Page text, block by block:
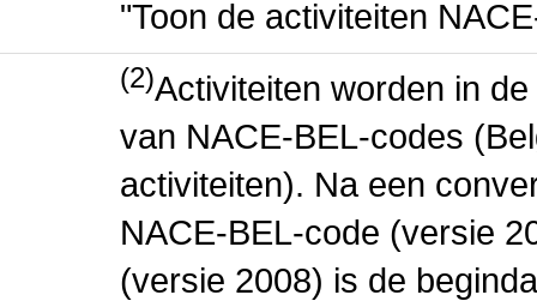
"Toon de activiteiten
(2)Activiteiten worden in
van NACE-BEL-codes
activiteiten). Na een
NACE-BEL-code (versie
(versie 2008) is de